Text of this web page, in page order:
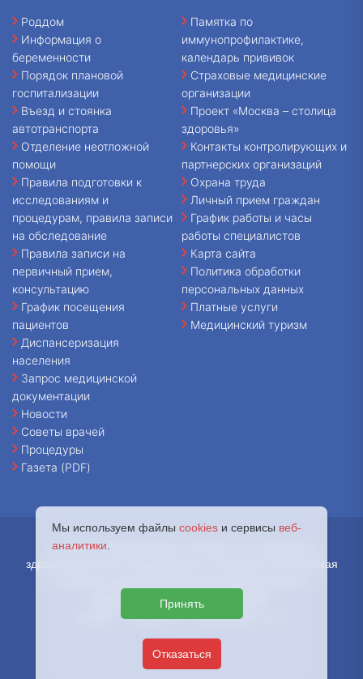
Роддом
Информация о
беременности
Порядок плановой
госпитализации
Въезд и стоянка
автотранспорта
Отделение неотложной
помощи
Правила подготовки к
исследованиям и
процедурам, правила записи
на обследование
Правила записи на
первичный прием,
консультацию
График посещения
пациентов
Диспансеризация
населения
Запрос медицинской
документации
Новости
Советы врачей
Процедуры
Газета (PDF)
Памятка по
иммунопрофилактике,
календарь прививок
Страховые медицинские
организации
Проект «Москва – столица
здоровья»
Контакты контролирующих и
партнерских организаций
Охрана труда
Личный прием граждан
График работы и часы
работы специалистов
Карта сайта
Политика обработки
персональных данных
Платные услуги
Медицинский туризм
© 2026 - Государственное бюджетное учреждение
здравоохранения города Москвы «Городская клиническая
здравоохранения города Москвы.
127644, г. Москва, ул. Лобненская, д. 10
Мы используем файлы cookies и сервисы веб-
аналитики
Принять
Отказаться